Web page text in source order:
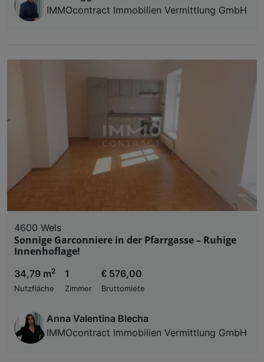
IMMOcontract Immobilien Vermittlung GmbH
4600 Wels
Sonnige Garconniere in der Pfarrgasse – Ruhige
Innenhoflage!
34,79 m2
Nutzfläche
1
Zimmer
€ 576,00
Bruttomiete
Anna Valentina Blecha
IMMOcontract Immobilien Vermittlung GmbH